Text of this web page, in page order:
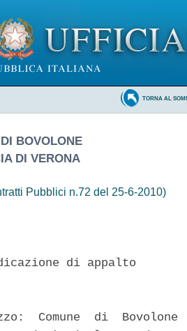
TORNA AL
BOVOLONE
DI VERONA
Pubblici n.72 del 25-6-2010)
di appalto
Comune  di  Bovolone